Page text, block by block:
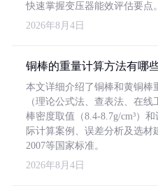
快速掌握变压器能效评估要点。
2026年8月4日
铜棒的重量计算方法有哪
本文详细介绍了铜棒和黄铜棒
（理论公式法、查表法、在
棒密度取值（8.4-8.7g/cm³）
际计算案例、误差分析及选材
2007等国家标准。
2026年8月4日